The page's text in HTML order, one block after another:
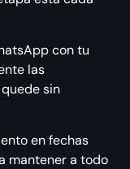
con tu
las
sin
en fechas
mantener a todo